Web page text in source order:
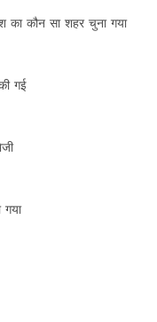
का कौन सा शहर चुना गया
गई